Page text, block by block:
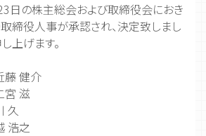
日の株主総会および取締役会におき
取締役人事が承認され、決定致しまし
上げます。
藤 健介
宮 滋
久
浩之